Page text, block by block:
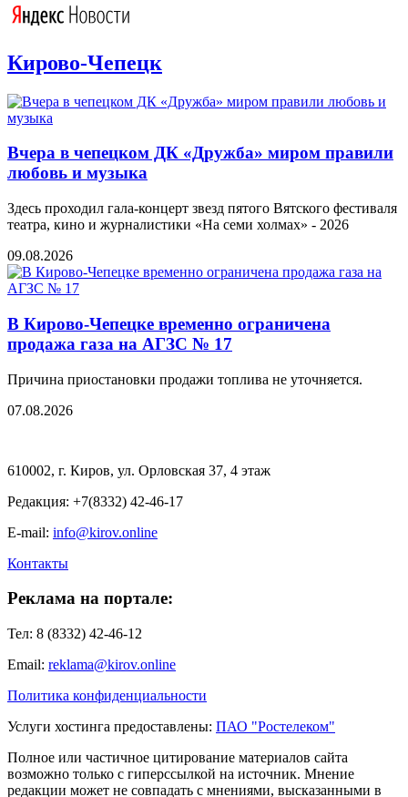
Кирово-Чепецк
Вчера в чепецком ДК «Дружба» миром правили
любовь и музыка
Здесь проходил гала-концерт звезд пятого Вятского фестиваля
театра, кино и журналистики «На семи холмах» - 2026
09.08.2026
В Кирово-Чепецке временно ограничена
продажа газа на АГЗС № 17
Причина приостановки продажи топлива не уточняется.
07.08.2026
610002, г. Киров, ул. Орловская 37, 4 этаж
Редакция: +7(8332) 42-46-17
E-mail: info@kirov.online
Контакты
Реклама на портале:
Тел: 8 (8332) 42-46-12
Email: reklama@kirov.online
Политика конфиденциальности
Услуги хостинга предоставлены: ПАО "Ростелеком"
Полное или частичное цитирование материалов сайта
возможно только с гиперссылкой на источник. Мнение
редакции может не совпадать с мнениями, высказанными в